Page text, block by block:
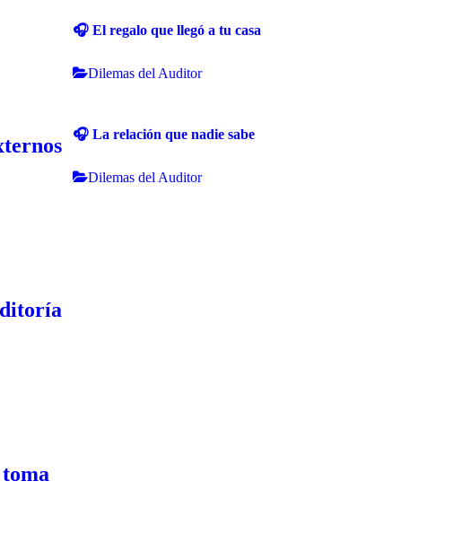
🎧 El regalo que llegó a tu casa
Dilemas del Auditor
🎧 La relación que nadie sabe
Dilemas del Auditor